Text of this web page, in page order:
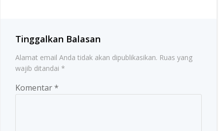
Tinggalkan Balasan
Alamat email Anda tidak akan dipublikasikan. Ruas yang
wajib ditandai *
Komentar*